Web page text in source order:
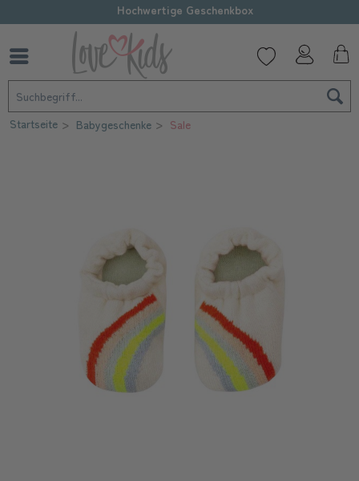
Hochwertige Geschenkbox
Startseite Babygeschenke Sale